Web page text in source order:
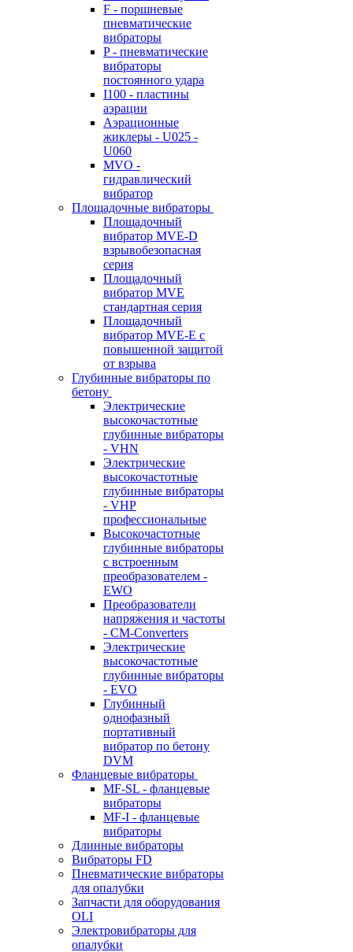
F - поршневые
пневматические
вибраторы
P - пневматические
вибраторы
постоянного удара
I100 - пластины
аэрации
Аэрационные
жиклеры - U025 -
U060
MVO -
гидравлический
вибратор
Площадочные вибраторы
Площадочный
вибратор MVE-D
взрывобезопасная
серия
Площадочный
вибратор MVE
стандартная серия
Площадочный
вибратор MVE-E с
повышенной защитой
от взрыва
Глубинные вибраторы по
бетону
Электрические
высокочастотные
глубинные вибраторы
- VHN
Электрические
высокочастотные
глубинные вибраторы
- VHP
профессиональные
Высокочастотные
глубинные вибраторы
с встроенным
преобразователем -
EWO
Преобразователи
напряжения и частоты
- CM-Converters
Электрические
высокочастотные
глубинные вибраторы
- EVO
Глубинный
однофазный
портативный
вибратор по бетону
DVM
Фланцевые вибраторы
MF-SL - фланцевые
вибраторы
MF-I - фланцевые
вибраторы
Длинные вибраторы
Вибраторы FD
Пневматические вибраторы
для опалубки
Запчасти для оборудования
OLI
Электровибраторы для
опалубки